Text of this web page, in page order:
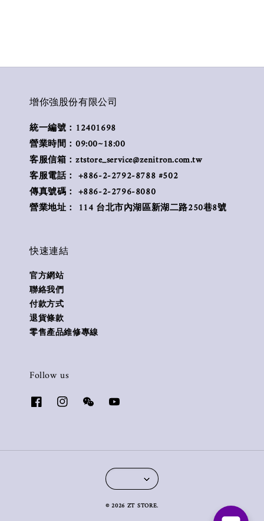
增你強股份有限公司
統一編號：12401698
營業時間：09:00~18:00
客服信箱：ztstore_service@zenitron.com.tw
客服電話： +886-2-2792-8788 #502
傳真號碼： +886-2-2796-8080
營業地址： 114 台北市內湖區新湖二路250巷8號
快速連結
官方網站
聯絡我們
付款方式
退貨條款
零售產品維修專線
Follow us
© 2026 ZT STORE.